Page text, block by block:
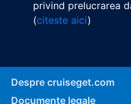
privind prelucrarea
(citeste aici)
Despre cruiseget.com
Documente legale